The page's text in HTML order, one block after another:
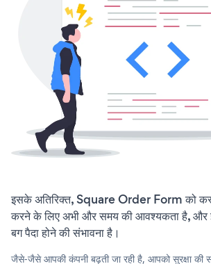
इसके अतिरिक्त, Square Order Form को
करने के लिए अभी और समय की आवश्यकता है, और
बग पैदा होने की संभावना है।
जैसे-जैसे आपकी कंपनी बढ़ती जा रही है, आपको सुरक्षा की